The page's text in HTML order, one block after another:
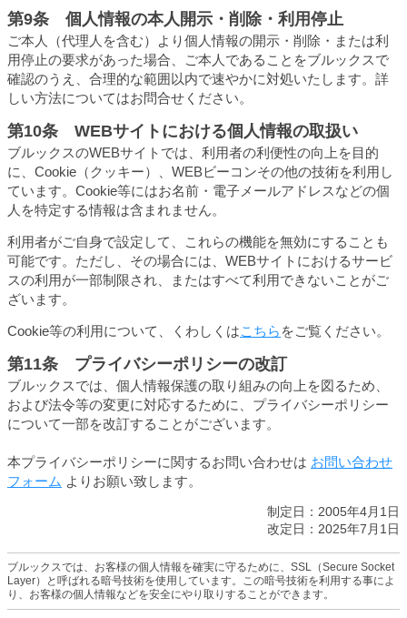
第9条 個人情報の本人開示・削除・利用停止
ご本人（代理人を含む）より個人情報の開示・削除・または利
用停止の要求があった場合、ご本人であることをブルックスで
確認のうえ、合理的な範囲以内で速やかに対処いたします。詳
しい方法についてはお問合せください。
第10条 WEBサイトにおける個人情報の取扱い
ブルックスのWEBサイトでは、利用者の利便性の向上を目的
に、 Cookie （クッキー）、WEBビーコンその他の技術を利用し
ています。 Cookie等にはお名前・電子メールアドレスなどの個
人を特定する情報は含まれません。
利用者がご自身で設定して、これらの機能を無効にすることも
可能です。ただし、その場合には、WEBサイトにおけるサービ
スの利用が一部制限され、またはすべて利用できないことがご
ざいます。
Cookie等の利用について、くわしくはこちら をご覧ください。
第11条 プライバシーポリシーの改訂
ブルックスでは、個人情報保護の取り組みの向上を図るため、
および法令等の変更に対応するために、プライバシーポリシー
について一部を改訂することがございます。
本プライバシーポリシーに関するお問い合わせは お問い合わせ
フォーム よりお願い致します。
制定日：2005年4月1日
改定日：2025年7月1日
ブルックスでは、お客様の個人情報を確実に守るために、SSL（Secure Socket
Layer）と呼ばれる暗号技術を使用しています。この暗号技術を利用する事によ
り、お客様の個人情報などを安全にやり取りすることができます。